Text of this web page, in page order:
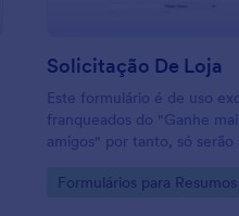
Solicitação De Loja
Este formulário é de uso
franqueados do "Ganhe
amigos" por tanto, só serão
do franqueado. Toda
Go to Category:
Formulários para Resumos